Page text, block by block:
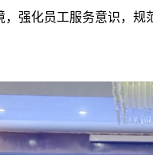
，强化员工服务意识，规